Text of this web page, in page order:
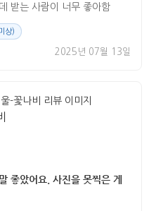
받는 사람이 너무 좋아함
상)
2025년 07월 13일
좋았어요. 사진을 못찍은 게